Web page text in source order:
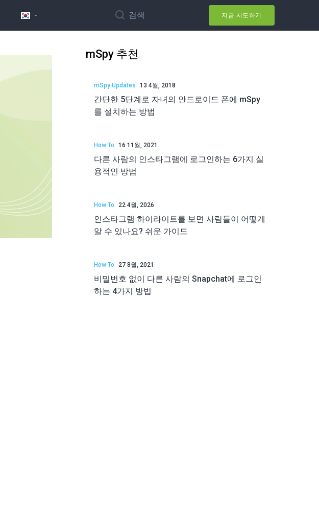
검색 지금 시도하기
mSpy 추천
mSpy Updates 13 4월, 2018
간단한 5단계로 자녀의 안드로이드 폰에 mSpy
를 설치하는 방법
How To 16 11월, 2021
다른 사람의 인스타그램에 로그인하는 6가지 실
용적인 방법
How To 22 4월, 2026
인스타그램 하이라이트를 보면 사람들이 어떻게
알 수 있나요? 쉬운 가이드
How To 27 8월, 2021
비밀번호 없이 다른 사람의 Snapchat에 로그인
하는 4가지 방법